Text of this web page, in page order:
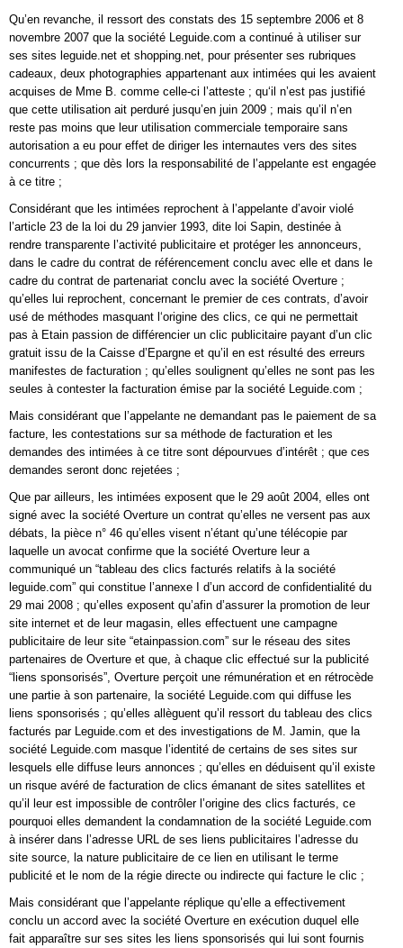
Qu’en revanche, il ressort des constats des 15 septembre 2006 et 8
novembre 2007 que la société Leguide.com a continué à utiliser sur
ses sites leguide.net et shopping.net, pour présenter ses rubriques
cadeaux, deux photographies appartenant aux intimées qui les avaient
acquises de Mme B. comme celle-ci l’atteste ; qu‘il n’est pas justifié
que cette utilisation ait perduré jusqu’en juin 2009 ; mais qu’il n’en
reste pas moins que leur utilisation commerciale temporaire sans
autorisation a eu pour effet de diriger les internautes vers des sites
concurrents ; que dès lors la responsabilité de l’appelante est engagée
à ce titre ;
Considérant que les intimées reprochent à l’appelante d’avoir violé
l’article 23 de la loi du 29 janvier 1993, dite loi Sapin, destinée à
rendre transparente l’activité publicitaire et protéger les annonceurs,
dans le cadre du contrat de référencement conclu avec elle et dans le
cadre du contrat de partenariat conclu avec la société Overture ;
qu’elles lui reprochent, concernant le premier de ces contrats, d’avoir
usé de méthodes masquant l‘origine des clics, ce qui ne permettait
pas à Etain passion de différencier un clic publicitaire payant d’un clic
gratuit issu de la Caisse d’Epargne et qu’il en est résulté des erreurs
manifestes de facturation ; qu’elles soulignent qu’elles ne sont pas les
seules à contester la facturation émise par la société Leguide.com ;
Mais considérant que l’appelante ne demandant pas le paiement de sa
facture, les contestations sur sa méthode de facturation et les
demandes des intimées à ce titre sont dépourvues d’intérêt ; que ces
demandes seront donc rejetées ;
Que par ailleurs, les intimées exposent que le 29 août 2004, elles ont
signé avec la société Overture un contrat qu’elles ne versent pas aux
débats, la pièce n° 46 qu’elles visent n’étant qu’une télécopie par
laquelle un avocat confirme que la société Overture leur a
communiqué un “tableau des clics facturés relatifs à la société
leguide.com” qui constitue l’annexe I d’un accord de confidentialité du
29 mai 2008 ; qu’elles exposent qu’afin d’assurer la promotion de leur
site internet et de leur magasin, elles effectuent une campagne
publicitaire de leur site “etainpassion.com” sur le réseau des sites
partenaires de Overture et que, à chaque clic effectué sur la publicité
“liens sponsorisés”, Overture perçoit une rémunération et en rétrocède
une partie à son partenaire, la société Leguide.com qui diffuse les
liens sponsorisés ; qu’elles allèguent qu’il ressort du tableau des clics
facturés par Leguide.com et des investigations de M. Jamin, que la
société Leguide.com masque l’identité de certains de ses sites sur
lesquels elle diffuse leurs annonces ; qu’elles en déduisent qu’il existe
un risque avéré de facturation de clics émanant de sites satellites et
qu’il leur est impossible de contrôler l’origine des clics facturés, ce
pourquoi elles demandent la condamnation de la société Leguide.com
à insérer dans l’adresse URL de ses liens publicitaires l’adresse du
site source, la nature publicitaire de ce lien en utilisant le terme
publicité et le nom de la régie directe ou indirecte qui facture le clic ;
Mais considérant que l’appelante réplique qu’elle a effectivement
conclu un accord avec la société Overture en exécution duquel elle
fait apparaître sur ses sites les liens sponsorisés qui lui sont fournis